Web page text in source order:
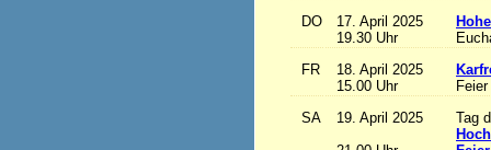
DO
17. April 2025
19.30 Uhr
FR
18. April 2025
15.00 Uhr
SA
19. April 2025
Tag